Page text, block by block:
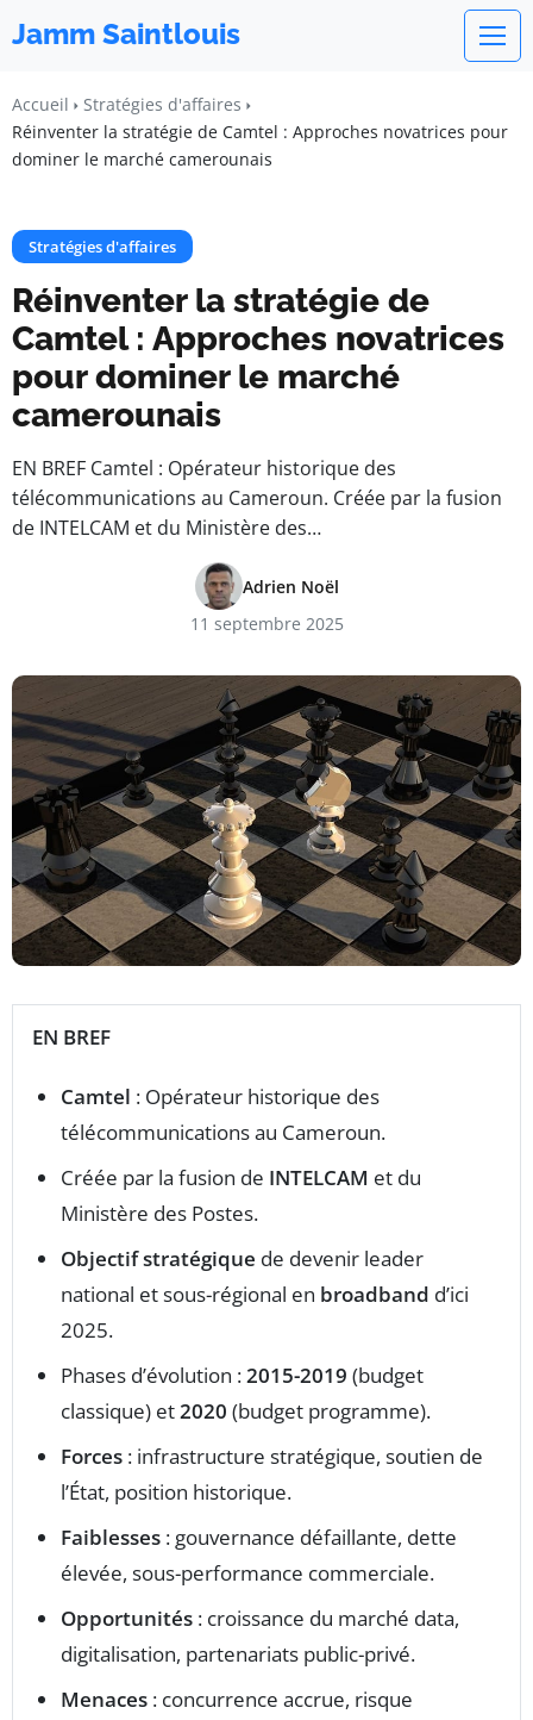
Jamm Saintlouis
Accueil
Stratégies d'affaires
Réinventer la stratégie de Camtel : Approches novatrices pour
dominer le marché camerounais
Stratégies d'affaires
Réinventer la stratégie de
Camtel : Approches novatrices
pour dominer le marché
camerounais
EN BREF Camtel : Opérateur historique des
télécommunications au Cameroun. Créée par la fusion
de INTELCAM et du Ministère des…
Adrien Noël
11 septembre 2025
EN BREF
Camtel : Opérateur historique des
télécommunications au Cameroun.
Créée par la fusion de INTELCAM et du
Ministère des Postes.
Objectif stratégique de devenir leader
national et sous-régional en broadband d’ici
2025.
Phases d’évolution :2015-2019 (budget
classique) et2020 (budget programme).
Forces : infrastructure stratégique, soutien de
l’État, position historique.
Faiblesses : gouvernance défaillante, dette
élevée, sous-performance commerciale.
Opportunités : croissance du marché data,
digitalisation, partenariats public-privé.
Menaces : concurrence accrue, risque